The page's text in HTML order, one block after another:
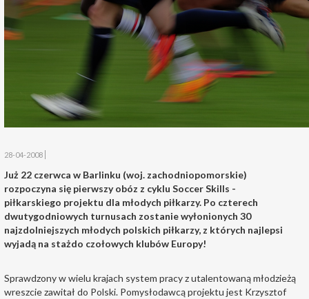
28-04-2008
Już 22 czerwca w Barlinku (woj. zachodniopomorskie)
rozpoczyna się pierwszy obóz z cyklu Soccer Skills -
piłkarskiego projektu dla młodych piłkarzy. Po czterech
dwutygodniowych turnusach zostanie wyłonionych 30
najzdolniejszych młodych polskich piłkarzy, z których najlepsi
wyjadą na stażdo czołowych klubów Europy!
Sprawdzony w wielu krajach system pracy z utalentowaną młodzieżą
wreszcie zawitał do Polski. Pomysłodawcą projektu jest Krzysztof